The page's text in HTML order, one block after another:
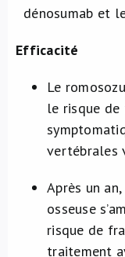
dénosumab et
Efficacité
Le
le risque
vertébrales
Après un
osseuse
risque de
traitement